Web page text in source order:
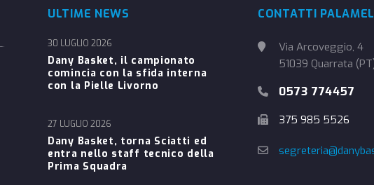
ULTIME NEWS
Dany Basket, il campionato
comincia con la sfida interna
con la Pielle Livorno
30 LUGLIO 2026
Dany Basket, torna Sciatti ed
entra nello staff tecnico della
Prima Squadra
27 LUGLIO 2026
CONTATTI
Via Arcoveggio, 4
51039 Quarrata
0573 774457
375 985 5526